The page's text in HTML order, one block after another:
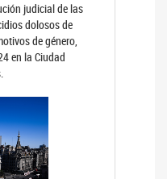
judicial de las
dolosos de
de género,
en la Ciudad